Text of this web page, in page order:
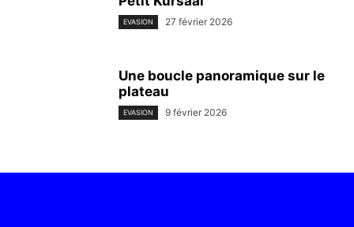
EVASION 27 février 2026
Une boucle panoramique sur le
plateau
EVASION 9 février 2026